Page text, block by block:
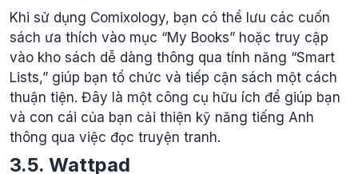
Khi sử dụng Comixology, bạn có thể lưu các cuốn
sách ưa thích vào mục “My Books” hoặc truy cập
vào kho sách dễ dàng thông qua tính năng “Smart
Lists,” giúp bạn tổ chức và tiếp cận sách một cách
thuận tiện. Đây là một công cụ hữu ích để giúp bạn
và con cái của bạn cải thiện kỹ năng tiếng Anh
thông qua việc đọc truyện tranh.
3.5. Wattpad